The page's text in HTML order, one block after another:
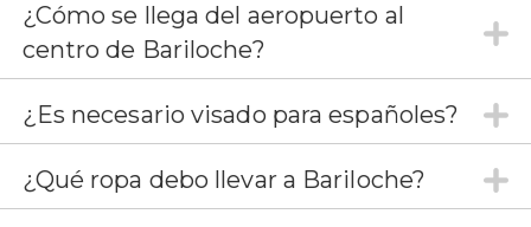
¿Cómo se llega del aeropuerto al
centro de Bariloche?
¿Es necesario visado para españoles?
¿Qué ropa debo llevar a Bariloche?